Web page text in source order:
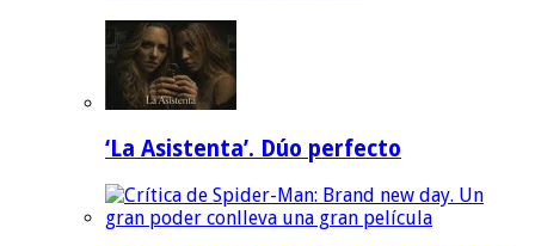
‘La Asistenta’. Dúo perfecto